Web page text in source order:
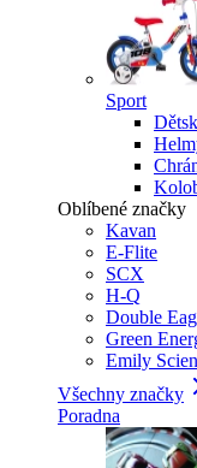
Sport
Oblíbené značky
Kavan
E-Flite
SCX
H-Q
Double
Green
Emily
Všechny značky
Poradna